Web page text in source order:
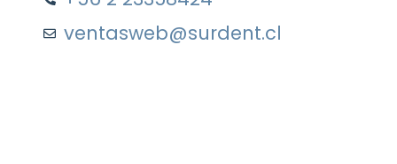
ventasweb@surdent.cl